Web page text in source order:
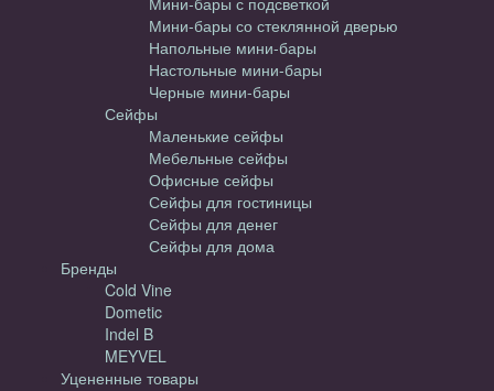
Мини-бары со стеклянной дверью
Напольные мини-бары
Настольные мини-бары
Черные мини-бары
Сейфы
Маленькие сейфы
Мебельные сейфы
Офисные сейфы
Сейфы для гостиницы
Сейфы для денег
Сейфы для дома
Бренды
Cold Vine
Dometic
Indel B
MEYVEL
Уцененные товары